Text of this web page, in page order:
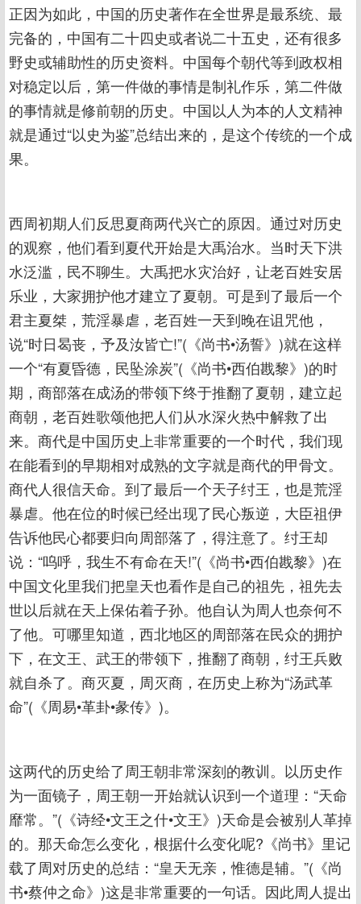
正因为如此，中国的历史著作在全世界是最系统、最
完备的，中国有二十四史或者说二十五史，还有很多
野史或辅助性的历史资料。中国每个朝代等到政权相
对稳定以后，第一件做的事情是制礼作乐，第二件做
的事情就是修前朝的历史。中国以人为本的人文精神
就是通过“以史为鉴”总结出来的，是这个传统的一个成
果。
西周初期人们反思夏商两代兴亡的原因。通过对历史
的观察，他们看到夏代开始是大禹治水。当时天下洪
水泛滥，民不聊生。大禹把水灾治好，让老百姓安居
乐业，大家拥护他才建立了夏朝。可是到了最后一个
君主夏桀，荒淫暴虐，老百姓一天到晚在诅咒他，
说“时日曷丧，予及汝皆亡!”(《尚书•汤誓》)就在这样
一个“有夏昏德，民坠涂炭”(《尚书•西伯戡黎》)的时
期，商部落在成汤的带领下终于推翻了夏朝，建立起
商朝，老百姓歌颂他把人们从水深火热中解救了出
来。商代是中国历史上非常重要的一个时代，我们现
在能看到的早期相对成熟的文字就是商代的甲骨文。
商代人很信天命。到了最后一个天子纣王，也是荒淫
暴虐。他在位的时候已经出现了民心叛逆，大臣祖伊
告诉他民心都要归向周部落了，得注意了。纣王却
说：“呜呼，我生不有命在天!”(《尚书•西伯戡黎》)在
中国文化里我们把皇天也看作是自己的祖先，祖先去
世以后就在天上保佑着子孙。他自认为周人也奈何不
了他。可哪里知道，西北地区的周部落在民众的拥护
下，在文王、武王的带领下，推翻了商朝，纣王兵败
就自杀了。商灭夏，周灭商，在历史上称为“汤武革
命”(《周易•革卦•彖传》)。
这两代的历史给了周王朝非常深刻的教训。以历史作
为一面镜子，周王朝一开始就认识到一个道理：“天命
靡常。”(《诗经•文王之什•文王》)天命是会被别人革掉
的。那天命怎么变化，根据什么变化呢?《尚书》里记
载了周对历史的总结：“皇天无亲，惟德是辅。”(《尚
书•蔡仲之命》)这是非常重要的一句话。因此周人提出